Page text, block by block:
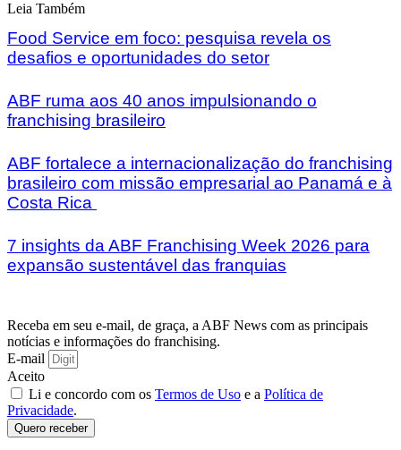
Leia Também
Food Service em foco: pesquisa revela os
desafios e oportunidades do setor
ABF ruma aos 40 anos impulsionando o
franchising brasileiro
ABF fortalece a internacionalização do franchising
brasileiro com missão empresarial ao Panamá e à
Costa Rica
7 insights da ABF Franchising Week 2026 para
expansão sustentável das franquias
Receba em seu e-mail, de graça, a ABF News com as principais
notícias e informações do franchising.
E-mail
Aceito
Li e concordo com os Termos de Uso e a Política de
Privacidade.
Quero receber